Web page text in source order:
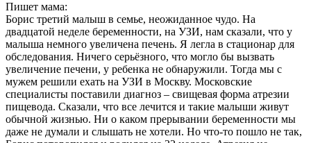
Пишет мама:
Борис третий малыш в семье, неожиданное чудо. На
двадцатой неделе беременности, на УЗИ, нам сказали, что у
малыша немного увеличена печень. Я легла в стационар для
обследования. Ничего серьёзного, что могло бы вызвать
увеличение печени, у ребенка не обнаружили. Тогда мы с
мужем решили ехать на УЗИ в Москву. Московские
специалисты поставили диагноз – свищевая форма атрезии
пищевода. Сказали, что все лечится и такие малыши живут
обычной жизнью. Ни о каком прерывании беременности мы
даже не думали и слышать не хотели. Но что-то пошло не так,